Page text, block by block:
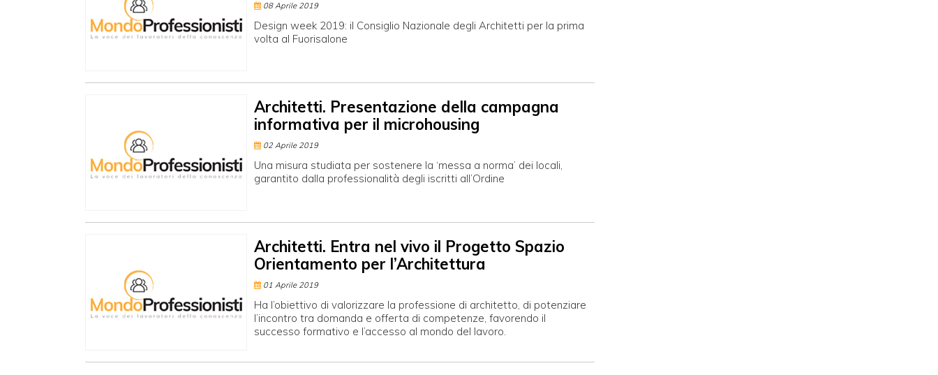
08 Aprile 2019
Design week 2019: il Consiglio Nazionale degli Architetti per la prima
volta al Fuorisalone
Architetti. Presentazione della campagna
informativa per il microhousing
02 Aprile 2019
Una misura studiata per sostenere la ‘messa a norma’ dei locali,
garantito dalla professionalità degli iscritti all’Ordine
Architetti. Entra nel vivo il Progetto Spazio
Orientamento per l’Architettura
01 Aprile 2019
Ha l’obiettivo di valorizzare la professione di architetto, di potenziare
l’incontro tra domanda e offerta di competenze, favorendo il
successo formativo e l’accesso al mondo del lavoro.